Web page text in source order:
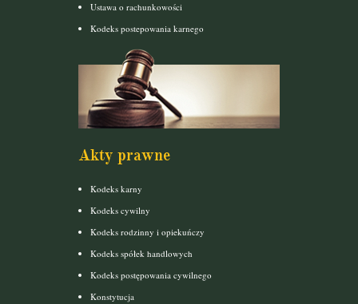
Ustawa o rachunkowości
Kodeks postepowania karnego
Akty prawne
Kodeks karny
Kodeks cywilny
Kodeks rodzinny i opiekuńczy
Kodeks spółek handlowych
Kodeks postępowania cywilnego
Konstytucja